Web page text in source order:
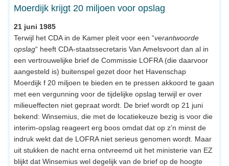
Moerdijk krijgt 20 miljoen voor opslag
21 juni 1985
Terwijl het CDA in de Kamer pleit voor een “verantwoorde
opslag“ heeft CDA-staatssecretaris Van Amelsvoort dan al in
een vertrouwelijke brief de Commissie LOFRA (die daarvoor
aangesteld is) buitenspel gezet door het Havenschap
Moerdijk f 20 miljoen te bieden en te pressen akkoord te gaan
met een vergunning voor de tijdelijke opslag terwijl er over
milieueffecten niet gepraat wordt. De brief wordt op 21 juni
bekend: Winsemius, die met de locatiekeuze bezig is voor die
interim-opslag reageert erg boos omdat dat op z’n minst de
indruk wekt dat de LOFRA niet serieus genomen wordt. Maar
uit stukken de nacht erna ontvreemd uit het ministerie van EZ
blijkt dat Winsemius wel degelijk van de brief op de hoogte